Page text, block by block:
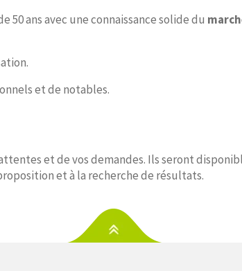
ans avec une connaissance solide du
et de notables.
et de vos demandes. Ils seront
et à la recherche de résultats.